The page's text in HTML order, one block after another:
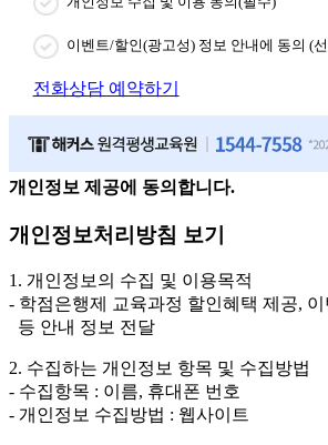
이벤트/할인(광고성) 정보 안내에 동의 (
전화상담 예약하기
개인정보 제공에 동의합니다.
개인정보처리방침 보기
1. 개인정보의 수집 및 이용목적
- 학점은행제 교육과정 할인혜택 제공, 이
등 안내 정보 전달
2. 수집하는 개인정보 항목 및 수집방법
- 수집항목 : 이름, 휴대폰 번호
- 개인정보 수집방법 : 웹사이트